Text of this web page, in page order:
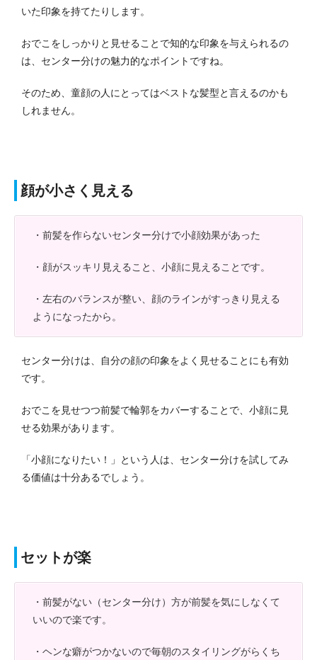
いた印象を持てたりします。
おでこをしっかりと見せることで知的な印象を与えられるの
は、センター分けの魅力的なポイントですね。
そのため、童顔の人にとってはベストな髪型と言えるのかも
しれません。
顔が小さく見える
・前髪を作らないセンター分けで小顔効果があった
・顔がスッキリ見えること、小顔に見えることです。
・左右のバランスが整い、顔のラインがすっきり見える
ようになったから。
センター分けは、自分の顔の印象をよく見せることにも有効
です。
おでこを見せつつ前髪で輪郭をカバーすることで、小顔に見
せる効果があります。
「小顔になりたい！」という人は、センター分けを試してみ
る価値は十分あるでしょう。
セットが楽
・前髪がない（センター分け）方が前髪を気にしなくて
いいので楽です。
・ヘンな癖がつかないので毎朝のスタイリングがらくち